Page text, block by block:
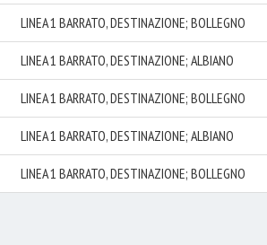
LINEA 1 BARRATO, DESTINAZIONE; BOLLEGNO
LINEA 1 BARRATO, DESTINAZIONE; ALBIANO
LINEA 1 BARRATO, DESTINAZIONE; BOLLEGNO
LINEA 1 BARRATO, DESTINAZIONE; ALBIANO
LINEA 1 BARRATO, DESTINAZIONE; BOLLEGNO